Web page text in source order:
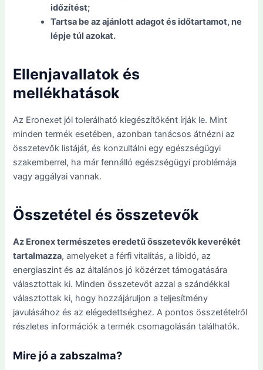
időzítést;
Tartsa be az ajánlott adagot és időtartamot, ne
lépje túl azokat.
Ellenjavallatok és
mellékhatások
Az Eronexet jól tolerálható kiegészítőként írják le. Mint
minden termék esetében, azonban tanácsos átnézni az
összetevők listáját, és konzultálni egy egészségügyi
szakemberrel, ha már fennálló egészségügyi problémája
vagy aggályai vannak.
Összetétel és összetevők
Az Eronex természetes eredetű összetevők keverékét
tartalmazza, amelyeket a férfi vitalitás, a libidó, az
energiaszint és az általános jó közérzet támogatására
választottak ki. Minden összetevőt azzal a szándékkal
választottak ki, hogy hozzájáruljon a teljesítmény
javulásához és az elégedettséghez. A pontos összetételről
részletes információk a termék csomagolásán találhatók.
Mire jó a zabszalma?